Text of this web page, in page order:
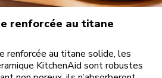
renforcée au titane
renforcée au titane solide, les
KitchenAid sont robustes